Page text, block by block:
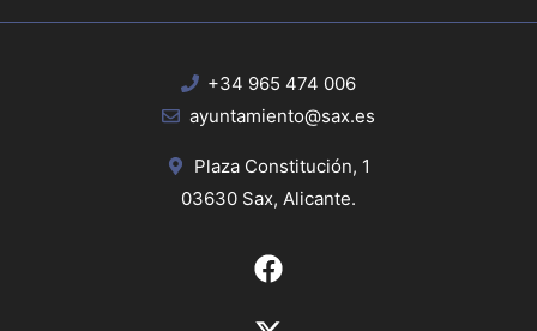
+34 965 474 006
ayuntamiento@sax.es
Plaza Constitución, 1
03630 Sax, Alicante.